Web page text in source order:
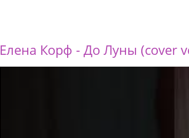
Елена Корф - До Луны (cover